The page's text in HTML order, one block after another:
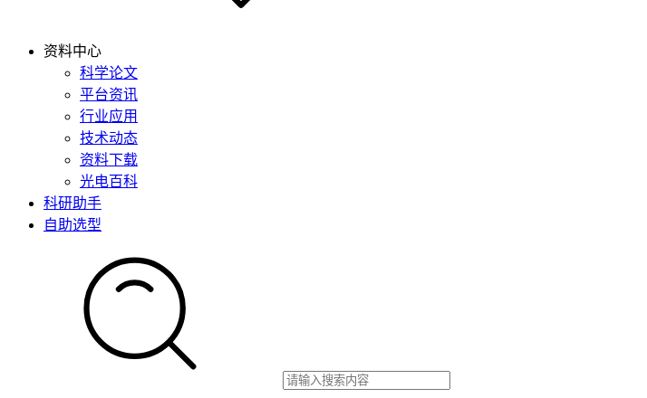
资料中心
科学论文
平台资讯
行业应用
技术动态
资料下载
光电百科
科研助手
自助选型